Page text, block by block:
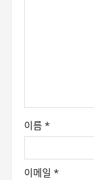
이름 *
이메일 *